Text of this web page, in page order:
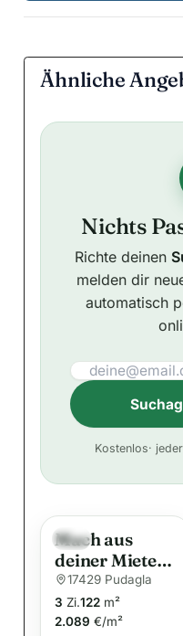
Ähnliche
Nichts
Richte deinen
melden dir
automatisch
Kostenlos·
Neu
Mach aus
deiner Miete
Wohneigentu
m!
17429 Pudagla
3 Zi.122 m²
2.089 €/m²